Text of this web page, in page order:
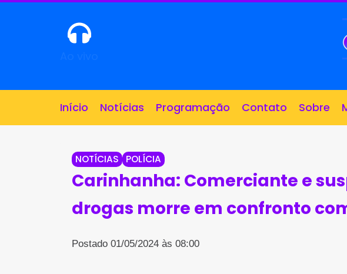
Início Notícias Programação Contato Sobre
NOTÍCIAS POLÍCIA
Carinhanha: Comerciante e
drogas morre em confronto
Postado 01/05/2024 às 08:00